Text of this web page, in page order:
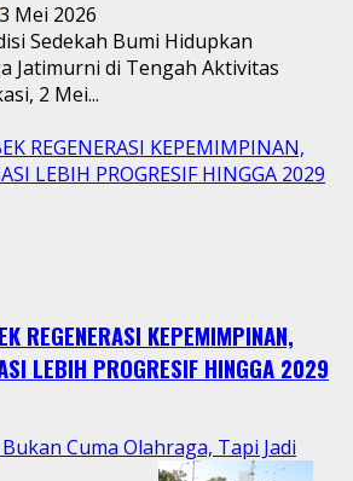
3 Mei 2026
Sedekah Bumi Hidupkan
Jatimurni di Tengah Aktivitas
2 Mei...
REGENERASI KEPEMIMPINAN,
LEBIH PROGRESIF HINGGA 2029
REGENERASI KEPEMIMPINAN,
LEBIH PROGRESIF HINGGA 2029
Cuma Olahraga, Tapi Jadi